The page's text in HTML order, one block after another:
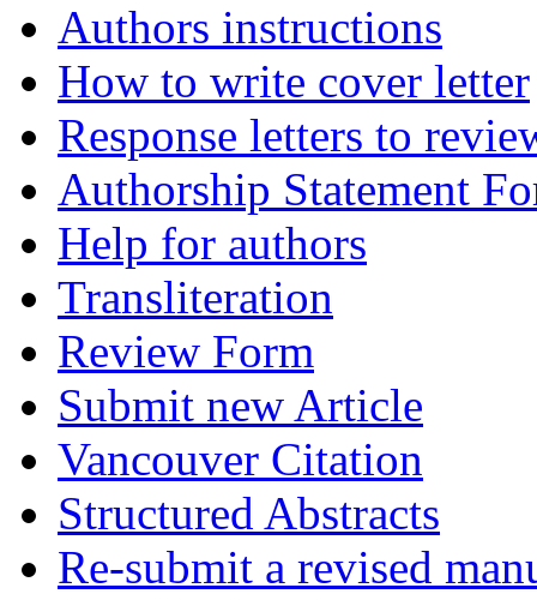
Authors instructions
How to write cover letter
Response letters to
Authorship Statement
Help for authors
Transliteration
Review Form
Submit new Article
Vancouver Citation
Structured Abstracts
Re-submit a revised